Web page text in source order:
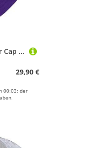
New Era 9Twenty Trucker Cap - Superbowl Minnesota Vikings
29,90 €
00:03; der